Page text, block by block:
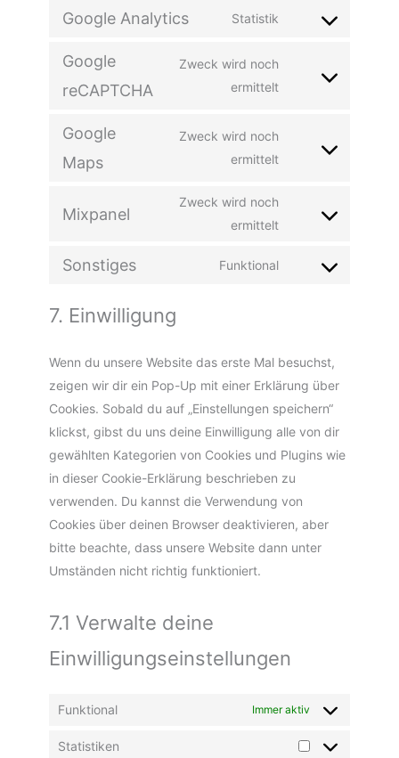
Google Analytics Statistik
Google
reCAPTCHA
Zweck wird noch
ermittelt
Google
Maps
Zweck wird noch
ermittelt
Mixpanel
Zweck wird noch
ermittelt
Sonstiges Funktional
7. Einwilligung
Wenn du unsere Website das erste Mal besuchst,
zeigen wir dir ein Pop-Up mit einer Erklärung über
Cookies. Sobald du auf „Einstellungen speichern“
klickst, gibst du uns deine Einwilligung alle von dir
gewählten Kategorien von Cookies und Plugins wie
in dieser Cookie-Erklärung beschrieben zu
verwenden. Du kannst die Verwendung von
Cookies über deinen Browser deaktivieren, aber
bitte beachte, dass unsere Website dann unter
Umständen nicht richtig funktioniert.
7.1 Verwalte deine
Einwilligungseinstellungen
Funktional Immer aktiv
Statistiken